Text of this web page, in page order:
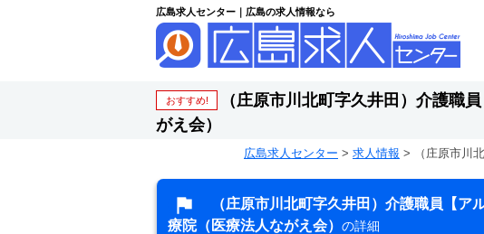
広島求人センター｜広島の求人情報なら
おすすめ!
（庄原市川北町字久井田）介護職
がえ会）
広島求人センター > 求人情報 > （庄原市川
（庄原市川北町字久井田）介護職員【ア
療院（医療法人ながえ会） の詳細